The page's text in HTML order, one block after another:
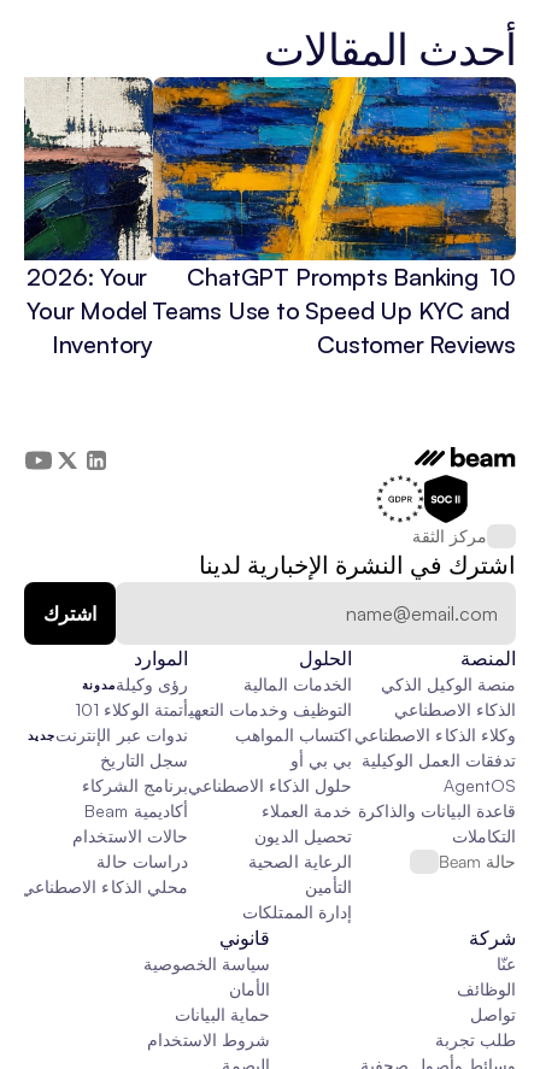
أحدث المقالات
10 ChatGPT Prompts Banking
Teams Use to Speed Up KYC and
Customer Reviews
2026: Your
Your Model
Inventory
مركز الثقة
اشترك في النشرة الإخبارية لدينا
المنصة
منصة الوكيل الذكي
الذكاء الاصطناعي
وكلاء الذكاء الاصطناعي
تدفقات العمل الوكيلية
AgentOS
قاعدة البيانات والذاكرة والقماش
التكاملات
حالة Beam
الحلول
الخدمات المالية
التوظيف وخدمات التعهيد الخارجي
اكتساب المواهب
بي بي أو
حلول الذكاء الاصطناعي المخصصة
خدمة العملاء
تحصيل الديون
الرعاية الصحية
التأمين
إدارة الممتلكات
الموارد
رؤى وكيلةمدونة
أتمتة الوكلاء 101
ندوات عبر الإنترنتجديد
سجل التاريخ
برنامج الشركاء
أكاديمية Beam
حالات الاستخدام
دراسات حالة
محلي الذكاء الاصطناعي
شركة
عنّا
الوظائف
تواصل
طلب تجربة
وسائط وأصول صحفية
قانوني
سياسة الخصوصية
الأمان
حماية البيانات
شروط الاستخدام
البصمة